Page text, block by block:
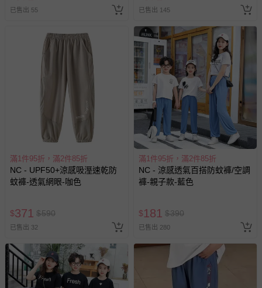
運送服務：目前提供的運送僅限台灣本島。如您位於離島地
區，可能會無法配送，或須依據商品需加收離島運費。廠商
亦保留出貨與否的權利。離島、偏遠地區、樓層親送等加價
費用，可能會另需加收。
商品實際的配達日期，可於訂單個人資料內的查詢訂單內，
已出貨通知之訊息為主。
如您收到商品，請依正常流程檢查是否完好，若商品遇瑕疵
情形，您可申請更換新品或退貨，請見： 退貨的辦理流程 。
若您對於會員帳號、商品訂購與資訊、購物流程、付款方
式、折價券與購物金的使用、退貨及商品運送方式等有疑
問，你可詳見：媽咪愛客服中心。
預購商品：預購為海外同步代購，遇缺貨即會通知媽咪並協
助取消退款事宜。
會主動以簡訊及mail通知訂單取消事宜，並將提供適當補
償。
已售出 55 已售出 145
滿1件95折，滿2件85折
NC - UPF50+涼感吸溼速乾防
蚊褲-透氣網眼-咖色
$371 $590
已售出 32
滿1件95折，滿2件85折
NC - 涼感透氣百搭防蚊褲/空調
褲-親子款-藍色
$181 $390
已售出 280